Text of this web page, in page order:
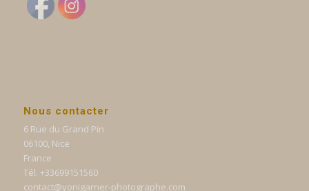
Nous contacter
6 Rue du Grand Pin
06100, Nice
France
Tél. +33699151560
contact@yonigarner-photographe.com